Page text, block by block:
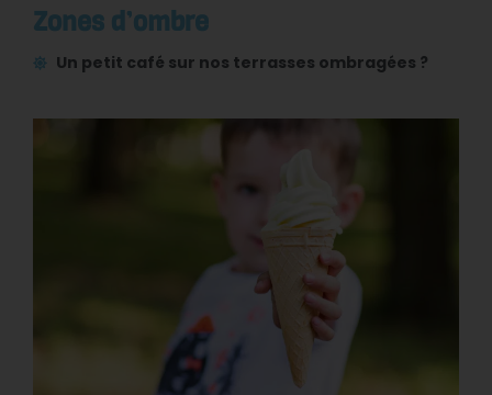
Zones d’ombre
Un petit café sur nos terrasses ombragées ?